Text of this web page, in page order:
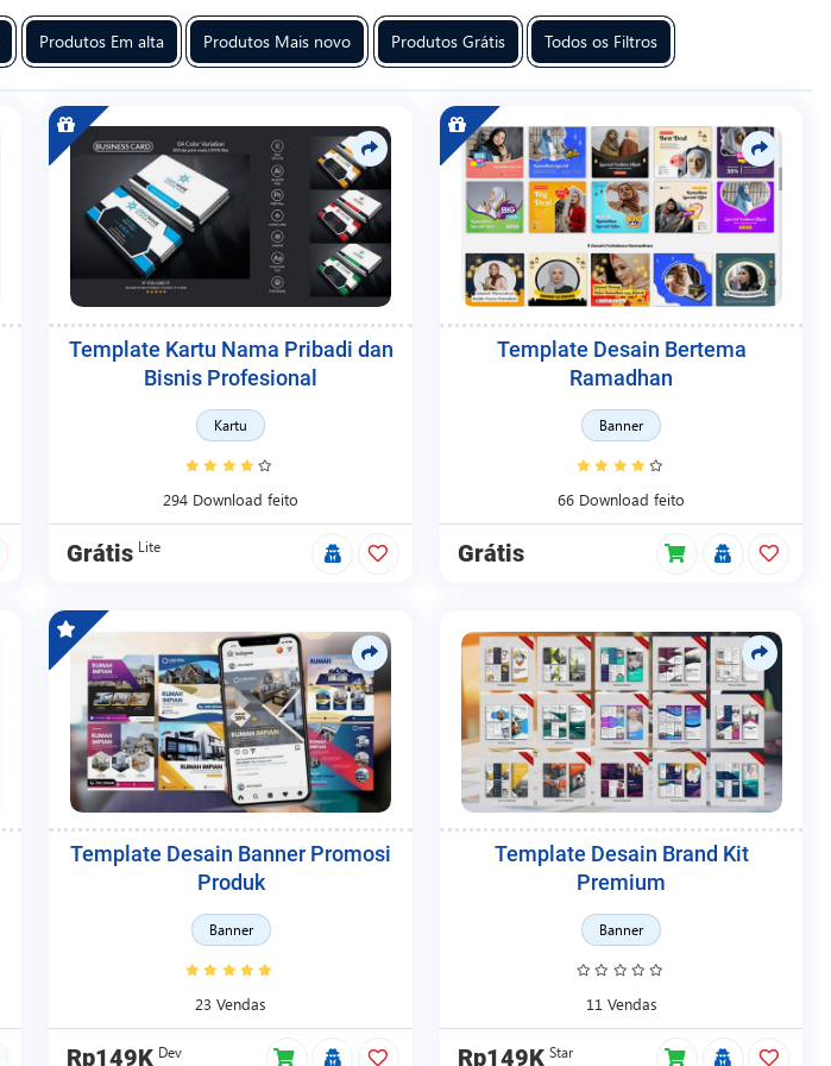
Produtos Em alta Produtos Mais novo Produtos Grátis Todos os Filtros
Template Kartu Nama Pribadi dan
Bisnis Profesional
Kartu
294 Download feito
Grátis Lite
Template Desain Bertema
Ramadhan
Banner
66 Download feito
Grátis
Template Desain Banner Promosi
Produk
Banner
23 Vendas
Rp149K Dev
Template Desain Brand Kit
Premium
Banner
11 Vendas
Rp149K Star